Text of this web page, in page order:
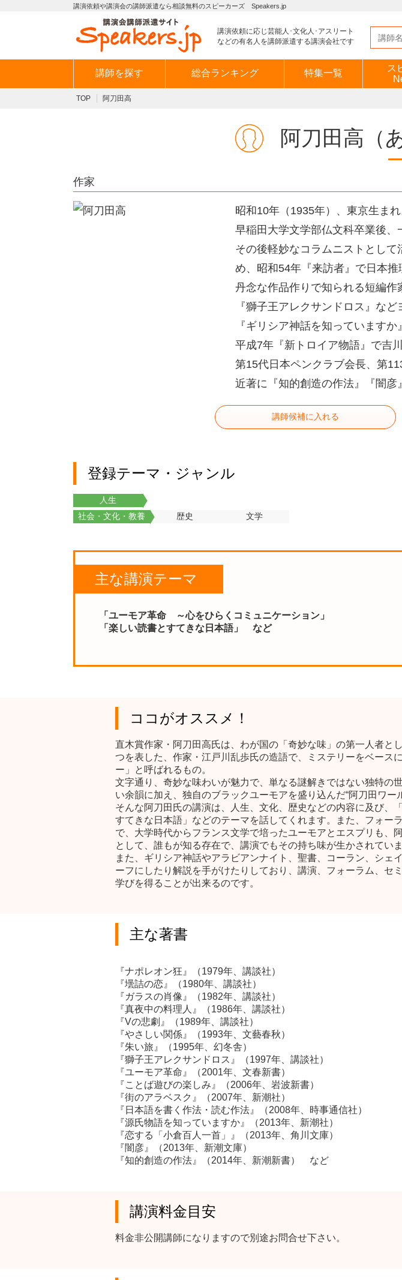
講演依頼や講演会の講師派遣なら相談無料のスピーカーズ Speakers.jp
講演依頼に応じ芸能人･文化人･アスリート
などの有名人を講師派遣する講演会社です
講師を探す 総合ランキング 特集一覧
ス
TOP 阿刀田高
阿刀田高 （
作家
昭和10年（1935年）、東京生まれ
早稲田大学文学部仏文科卒業後、
その後軽妙なコラムニストとして
め、昭和54年『来訪者』で日本
丹念な作品作りで知られる短編作
『獅子王アレクサンドロス』な
『ギリシア神話を知っています
平成7年『新トロイア物語』で吉
第15代日本ペンクラブ会長、第
近著に『知的創造の作法』『闇彦
講師候補に入れる
登録テーマ・ジャンル
人生
社会・文化・教養
歴史 文学
主な講演テーマ
「ユーモア革命 ～心をひらくコミュニケーション」
「楽しい読書とすてきな日本語」 など
ココがオススメ！
直木賞作家・阿刀田高氏は、わが国の「奇妙な味」の第一人者と
つを表した、作家・江戸川乱歩氏の造語で、ミステリーをベース
ー」と呼ばれるもの。
文字通り、奇妙な味わいが魅力で、単なる謎解きではない独特の
い余韻に加え、独自のブラックユーモアを盛り込んだ“阿刀田ワー
そんな阿刀田氏の講演は、人生、文化、歴史などの内容に及び
すてきな日本語」などのテーマを話してくれます。また、フォー
で、大学時代からフランス文学で培ったユーモアとエスプリも
として、誰もが知る存在で、講演でもその持ち味が生かされていま
また、ギリシア神話やアラビアンナイト、聖書、コーラン、シ
ーフにしたり解説を手がけたりしており、講演、フォーラム、
学びを得ることが出来るのです。
主な著書
『ナポレオン狂』（1979年、講談社）
『壜詰の恋』（1980年、講談社）
『ガラスの肖像』（1982年、講談社）
『真夜中の料理人』（1986年、講談社）
『Vの悲劇』（1989年、講談社）
『やさしい関係』（1993年、文藝春秋）
『朱い旅』（1995年、幻冬舎）
『獅子王アレクサンドロス』（1997年、講談社）
『ユーモア革命』（2001年、文春新書）
『ことば遊びの楽しみ』（2006年、岩波新書）
『街のアラベスク』（2007年、新潮社）
『日本語を書く作法・読む作法』（2008年、時事通信社）
『源氏物語を知っていますか』（2013年、新潮社）
『恋する「小倉百人一首」』（2013年、角川文庫）
『闇彦』（2013年、新潮文庫）
『知的創造の作法』（2014年、新潮新書） など
講演料金目安
料金非公開講師になりますので別途お問合せ下さい。